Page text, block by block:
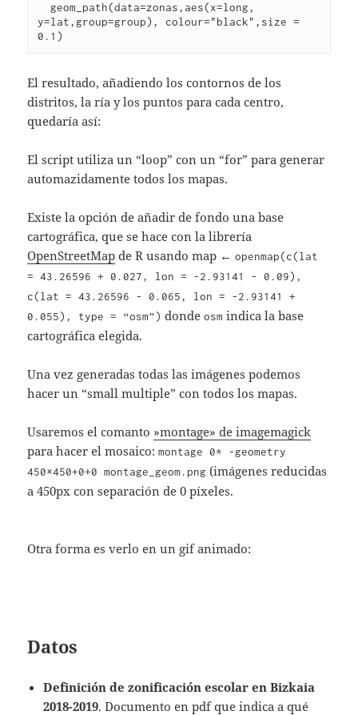
y=lat,group=group), colour="black",size =
0.1)
El resultado, añadiendo los contornos de los
distritos, la ría y los puntos para cada centro,
quedaría así:
El script utiliza un “loop” con un “for” para generar
automazidamente todos los mapas.
Existe la opción de añadir de fondo una base
cartográfica, que se hace con la librería
OpenStreetMap de R usando map ←openmap(c(lat
= 43.26596 + 0.027, lon = -2.93141 - 0.09),
c(lat = 43.26596 - 0.065, lon = -2.93141 +
0.055), type = “osm”) dondeosm indica la base
cartográfica elegida.
Una vez generadas todas las imágenes podemos
hacer un “small multiple” con todos los mapas.
Usaremos el comanto »montage» de imagemagick
para hacer el mosaico:montage 0* -geometry
450×450+0+0 montage_geom.png (imágenes reducidas
a 450px con separación de 0 píxeles.
Otra forma es verlo en un gif animado:
Datos
Definición de zonificación escolar en Bizkaia
2018-2019. Documento en pdf que indica a qué